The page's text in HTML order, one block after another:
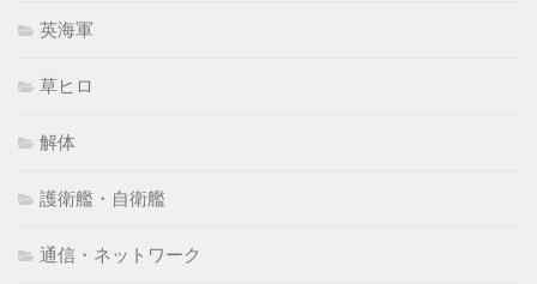
英海軍
草ヒロ
解体
護衛艦・自衛艦
通信・ネットワーク